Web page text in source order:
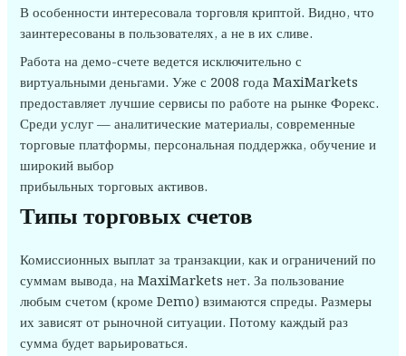
В особенности интересовала торговля криптой. Видно, что
заинтересованы в пользователях, а не в их сливе.
Работа на демо-счете ведется исключительно с
виртуальными деньгами. Уже с 2008 года MaxiMarkets
предоставляет лучшие сервисы по работе на рынке Форекс.
Среди услуг — аналитические материалы, современные
торговые платформы, персональная поддержка, обучение и
широкий выбор
прибыльных торговых активов.
Типы торговых счетов
Комиссионных выплат за транзакции, как и ограничений по
суммам вывода, на MaxiMarkets нет. За пользование
любым счетом (кроме Demo) взимаются спреды. Размеры
их зависят от рыночной ситуации. Потому каждый раз
сумма будет варьироваться.